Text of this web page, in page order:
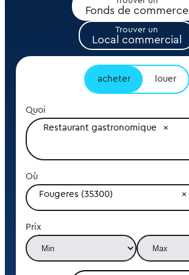
Fonds de commerce
Trouver un
Local commercial
acheter louer
Quoi
Restaurant gastronomique
Où
Fougeres (35300)
Prix